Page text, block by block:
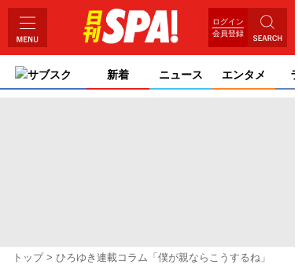
ログイン
会員登録
サブスク 新着 ニュース エンタメ
トップ ひろゆき連載コラム「僕が親ならこうするね」